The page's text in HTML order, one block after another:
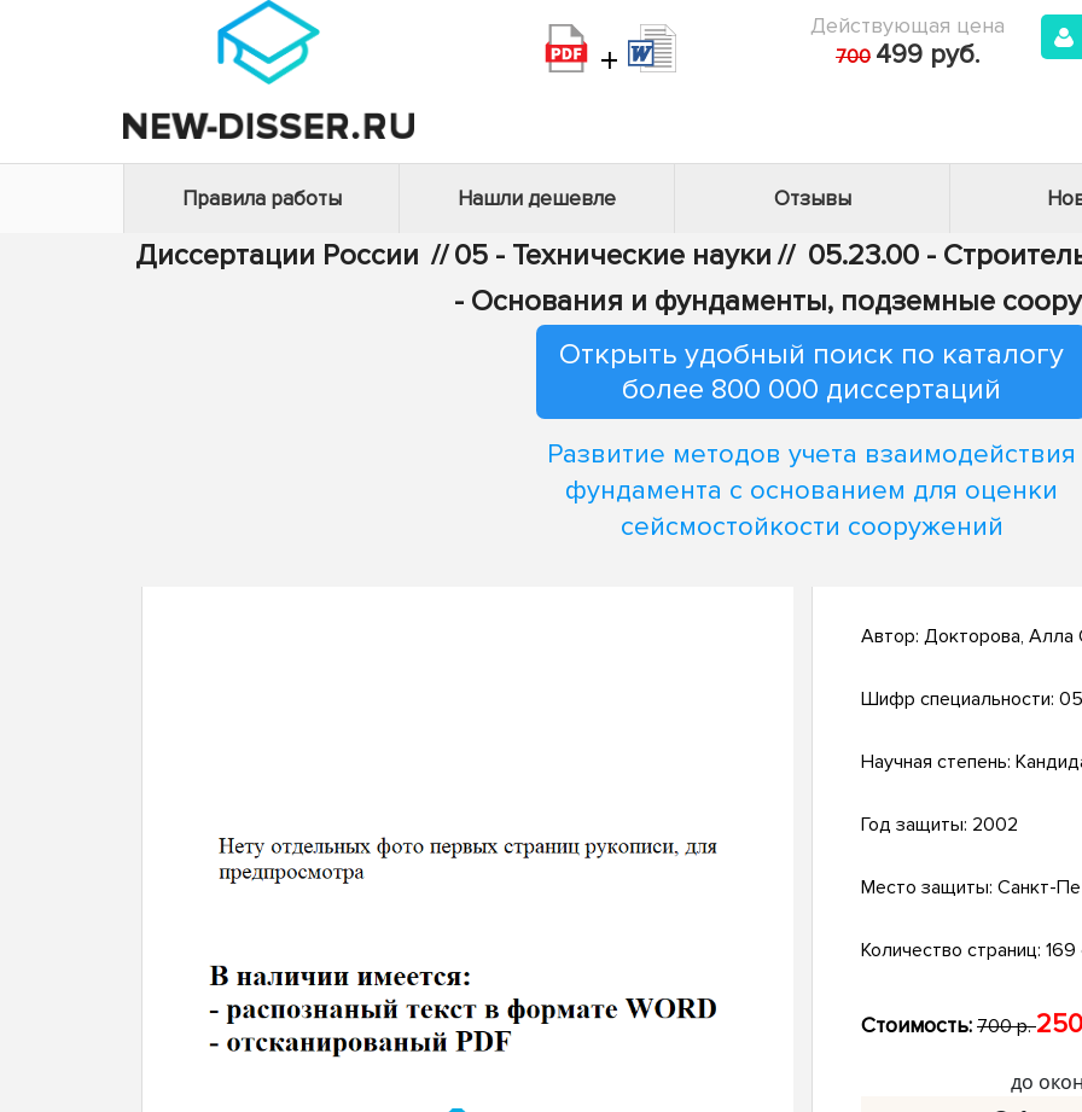
+
Действующая цена
700 499 руб.
Правила работы Нашли дешевле Отзывы
Диссертации России // 05 - Технические науки // 05.23.00 -
- Основания и фундаменты, подземные
Открыть удобный поиск по каталогу
более 800 000 диссертаций
Развитие методов учета взаимодействия
фундамента с основанием для оценки
сейсмостойкости сооружений
Автор: Докторова, Алла
Шифр специальности:
Научная степень:
Год защиты: 2002
Место защиты: Санкт-
Количество страниц: 169
Стоимость: 700 р.
до